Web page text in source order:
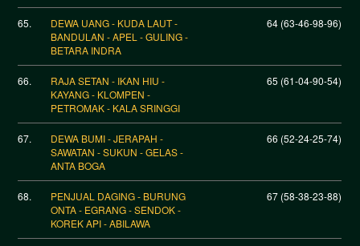
65.
DEWA UANG - KUDA LAUT -
BANDULAN - APEL - GULING -
BETARA INDRA
64 (63-46-98-96)
66.
RAJA SETAN - IKAN HIU -
KAYANG - KLOMPEN -
PETROMAK - KALA SRINGGI
65 (61-04-90-54)
67.
DEWA BUMI - JERAPAH -
SAWATAN - SUKUN - GELAS -
ANTA BOGA
66 (52-24-25-74)
68.
PENJUAL DAGING - BURUNG
ONTA - EGRANG - SENDOK -
KOREK API - ABILAWA
67 (58-38-23-88)